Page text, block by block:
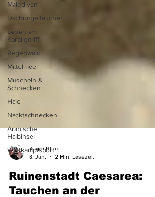
Malediven
Dschungeltaucher
Leben am
Korallenriff
Regenwald
Mittelmeer
Muscheln &
Schnecken
Haie
Nacktschnecken
Arabische
Halbinsel
Wettkampfsport
2 Min. Lesezeit
Ruinenstadt Caesarea: